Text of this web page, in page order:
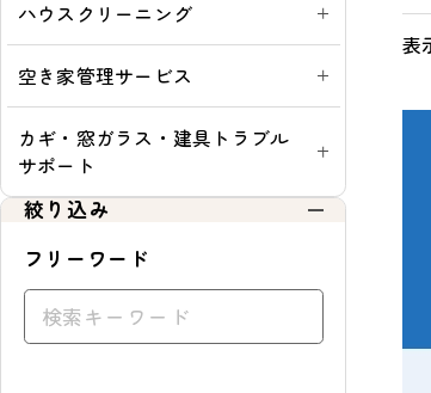
ハウスクリーニング
空き家管理サービス
カギ・窓ガラス・建具トラブル
サポート
絞り込み
フリーワード
表
表
通